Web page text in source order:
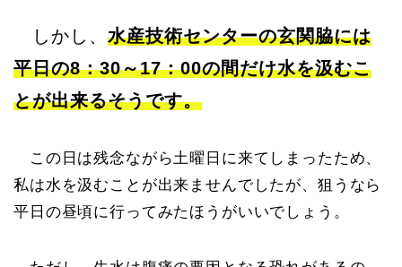
しかし、 水産技術センターの玄関脇には
平日の8：30～17：00の間だけ水を汲むこ
とが出来るそうです。
この日は残念ながら土曜日に来てしまったため、
私は水を汲むことが出来ませんでしたが、狙うなら
平日の昼頃に行ってみたほうがいいでしょう。